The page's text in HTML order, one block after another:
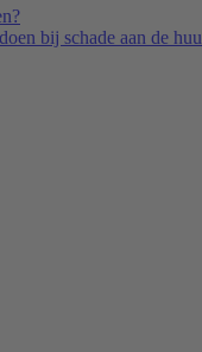
bij schade aan de